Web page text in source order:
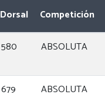
Dorsal Competición
580 ABSOLUTA
679 ABSOLUTA